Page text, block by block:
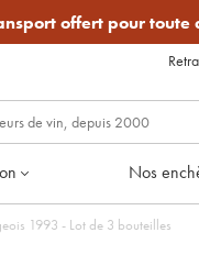
offert pour toute
Nos
Château Beau Site Cru Bourgeois 1993 - Lot de 3 bouteilles